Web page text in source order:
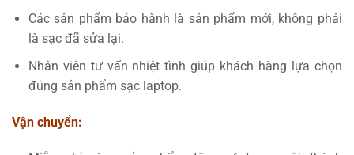
Các sản phẩm bảo hành là sản phẩm mới, không phải
là sạc đã sửa lại.
Nhân viên tư vấn nhiệt tình giúp khách hàng lựa chọn
đúng sản phẩm sạc laptop.
Vận chuyển: